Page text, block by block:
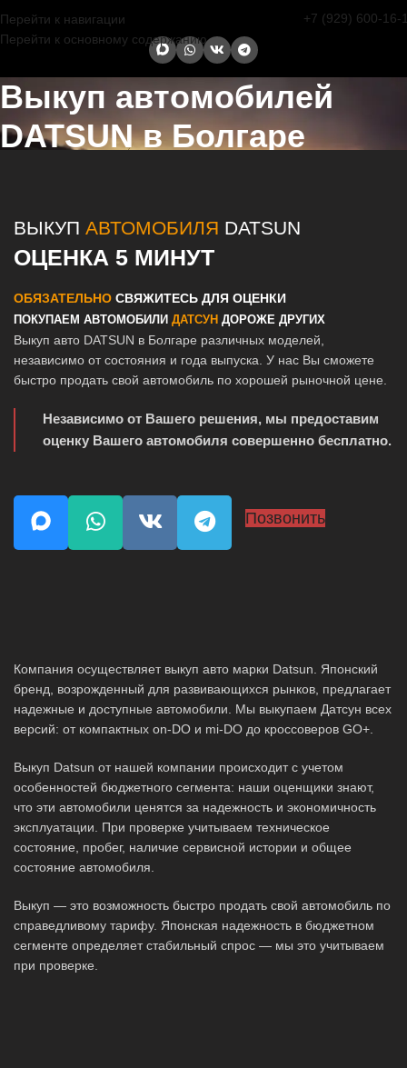
Перейти к навигации
Перейти к основному содержанию
+7 (929) 600-16-
Выкуп автомобилей
DATSUN в Болгаре
ВЫКУП АВТОМОБИЛЯ DATSUN
ОЦЕНКА 5 МИНУТ
ОБЯЗАТЕЛЬНО СВЯЖИТЕСЬ ДЛЯ ОЦЕНКИ
ПОКУПАЕМ АВТОМОБИЛИ ДАТСУН ДОРОЖЕ ДРУГИХ
Выкуп авто DATSUN в Болгаре различных моделей,
независимо от состояния и года выпуска. У нас Вы сможете
быстро продать свой автомобиль по хорошей рыночной цене.
Независимо от Вашего решения, мы предоставим
оценку Вашего автомобиля совершенно бесплатно.
Позвонить
Компания осуществляет выкуп авто марки Datsun. Японский
бренд, возрожденный для развивающихся рынков, предлагает
надежные и доступные автомобили. Мы выкупаем Датсун всех
версий: от компактных on-DO и mi-DO до кроссоверов GO+.
Выкуп Datsun от нашей компании происходит с учетом
особенностей бюджетного сегмента: наши оценщики знают,
что эти автомобили ценятся за надежность и экономичность
эксплуатации. При проверке учитываем техническое
состояние, пробег, наличие сервисной истории и общее
состояние автомобиля.
Выкуп — это возможность быстро продать свой автомобиль по
справедливому тарифу. Японская надежность в бюджетном
сегменте определяет стабильный спрос — мы это учитываем
при проверке.